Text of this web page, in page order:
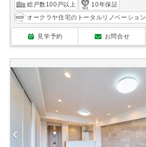
総戸数100戸以上
10年保証
オークラヤ住宅のトータルリノベーション
見学予約 お問合せ